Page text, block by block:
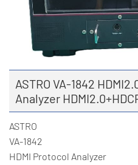
ASTRO VA-1842
Analyzer
ASTRO
VA-1842
HDMI Protocol Analyzer